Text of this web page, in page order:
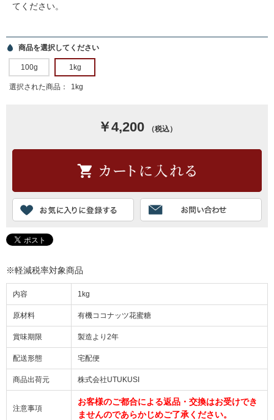
てください。
商品を選択してください
100g 1kg
選択された商品： 1kg
￥4,200 （税込）
※軽減税率対象商品
内容 1kg
原材料 有機ココナッツ花蜜糖
賞味期限 製造より2年
配送形態 宅配便
商品出荷元 株式会社UTUKUSI
注意事項
お客様のご都合による返品・交換はお受けでき
ませんのであらかじめご了承ください。